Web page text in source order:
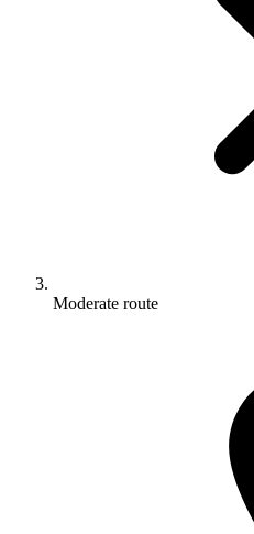
Moderate route